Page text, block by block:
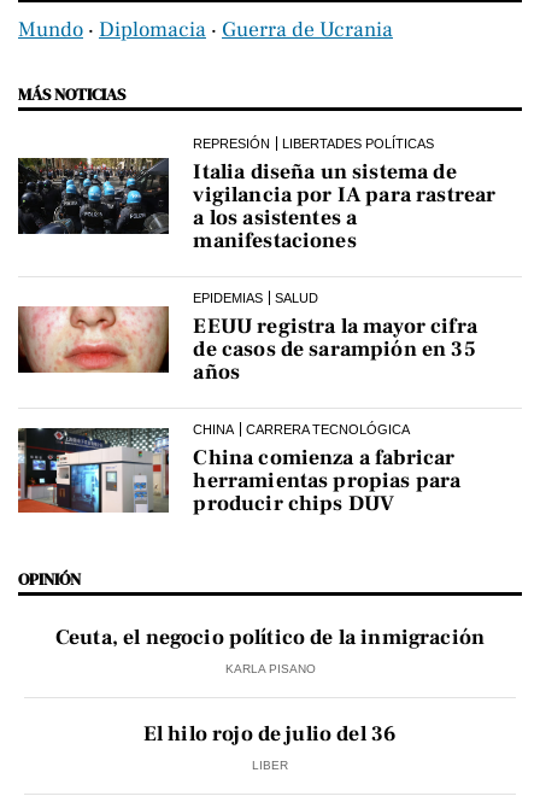
Mundo ‧ Diplomacia ‧ Guerra de Ucrania
MÁS NOTICIAS
REPRESIÓN LIBERTADES POLÍTICAS
Italia diseña un sistema de
vigilancia por IA para rastrear
a los asistentes a
manifestaciones
EPIDEMIAS SALUD
EEUU registra la mayor cifra
de casos de sarampión en 35
años
CHINA CARRERA TECNOLÓGICA
China comienza a fabricar
herramientas propias para
producir chips DUV
OPINIÓN
Ceuta, el negocio político de la inmigración
KARLA PISANO
El hilo rojo de julio del 36
LIBER